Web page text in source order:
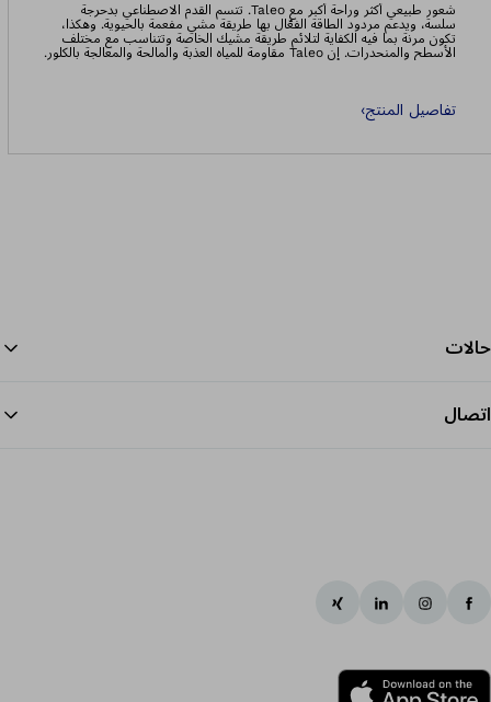
شعور طبيعي أكثر وراحة أكبر مع Taleo. تتسم القدم الاصطناعي بدحرجة
سلسة، ويدعم مردود الطاقة الفعّال بها طريقة مشي مفعمة بالحيوية. وهكذا،
تكون مرنة بما فيه الكفاية لتلائم طريقة مشيك الخاصة وتتناسب مع مختلف
الأسطح والمنحدرات. إن Taleo مقاومة للمياه العذبة والمالحة والمعالجة بالكلور.
تفاصيل المنتج›
حالات
اتصال